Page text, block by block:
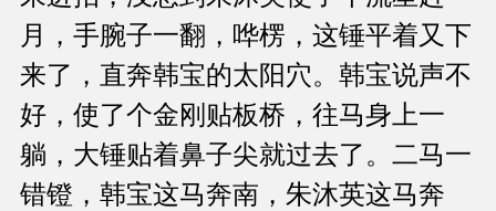
月，手腕子一翻，哗楞，这锤平着又下
来了，直奔韩宝的太阳穴。韩宝说声不
好，使了个金刚贴板桥，往马身上一
躺，大锤贴着鼻子尖就过去了。二马一
错镫，韩宝这马奔南，朱沐英这马奔